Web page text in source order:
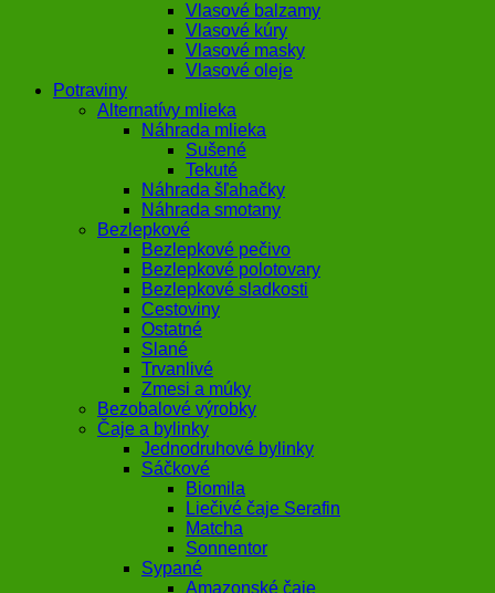
Vlasové balzamy
Vlasové kúry
Vlasové masky
Vlasové oleje
Potraviny
Alternatívy mlieka
Náhrada mlieka
Sušené
Tekuté
Náhrada šľahačky
Náhrada smotany
Bezlepkové
Bezlepkové pečivo
Bezlepkové polotovary
Bezlepkové sladkosti
Cestoviny
Ostatné
Slané
Trvanlivé
Zmesi a múky
Bezobalové výrobky
Čaje a bylinky
Jednodruhové bylinky
Sáčkové
Biomila
Liečivé čaje Serafin
Matcha
Sonnentor
Sypané
Amazonské čaje